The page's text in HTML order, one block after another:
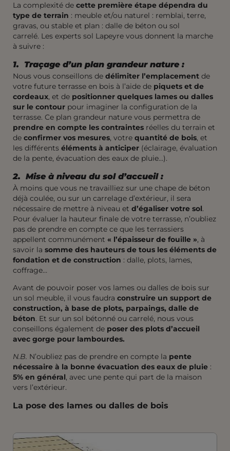
La complexité de cette première étape dépendra du
type de terrain : meuble et/ou naturel : remblai, terre,
gravas, ou stable et plan : dalle de béton ou sol
carrelé. Les experts sol Lapeyre vous donnent la marche
à suivre :
1. Traçage d’un plan grandeur nature :
Nous vous conseillons de délimiter l’emplacement de
votre future terrasse en bois à l’aide de piquets et de
cordeaux, et de positionner quelques lames ou dalles
sur le contour pour imaginer la configuration de la
terrasse. Ce plan grandeur nature vous permettra de
prendre en compte les contraintes réelles du terrain et
de confirmer vos mesures, votre quantité de bois, et
les différents éléments à anticiper (éclairage, évaluation
de la pente, évacuation des eaux de pluie…).
2. Mise à niveau du sol d’accueil :
À moins que vous ne travailliez sur une chape de béton
déjà coulée, ou sur un carrelage d’extérieur, il sera
nécessaire de mettre à niveau et d’égaliser votre sol.
Pour évaluer la hauteur finale de votre terrasse, n’oubliez
pas de prendre en compte ce que les terrassiers
appellent communément « l’épaisseur de fouille », à
savoir la somme des hauteurs de tous les éléments de
fondation et de construction : dalle, plots, lames,
coffrage…
Avant de pouvoir poser vos lames ou dalles de bois sur
un sol meuble, il vous faudra construire un support de
construction, à base de plots, parpaings, dalle de
béton. Et sur un sol bétonné ou carrelé, nous vous
conseillons également de poser des plots d’accueil
avec gorge pour lambourdes.
N.B. N’oubliez pas de prendre en compte la pente
nécessaire à la bonne évacuation des eaux de pluie :
5% en général, avec une pente qui part de la maison
vers l’extérieur.
La pose des lames ou dalles de bois